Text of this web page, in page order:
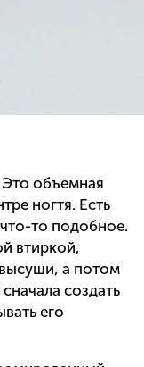
объемная
ногтя. Есть
то подобное.
втиркой,
а потом
создать
его